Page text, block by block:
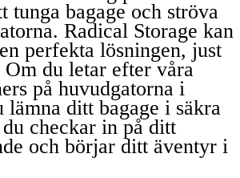
tunga bagage och ströva
Radical Storage kan
perfekta lösningen, just
du letar efter våra
på huvudgatorna i
lämna ditt bagage i säkra
checkar in på ditt
och börjar ditt äventyr i